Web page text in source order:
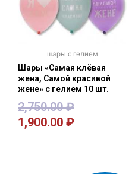
шары с гелием
Шары «Самая клёвая
жена, Самой красивой
жене» с гелием 10 шт.
2,750.00₽
1,900.00 ₽